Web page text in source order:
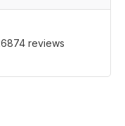
reviews